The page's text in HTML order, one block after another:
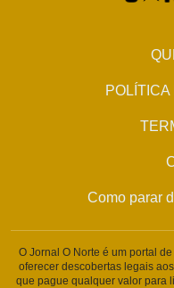
Como parar
O Jornal O Norte é um portal
oferecer descobertas legais
que pague qualquer valor para